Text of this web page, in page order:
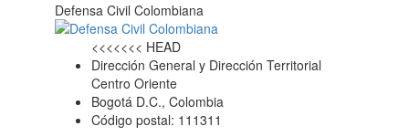
Defensa Civil Colombiana
<<<<<<< HEAD
Dirección General y Dirección Territorial
Centro Oriente
Bogotá D.C., Colombia
Código postal: 111311